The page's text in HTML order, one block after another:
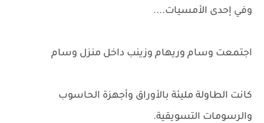
وفي إحدى الأمسيات....
اجتمعت وسام وريهام وزينب داخل منزل وسام
كانت الطاولة مليئة بالأوراق وأجهزة الحاسوب
والرسومات التسويقية.